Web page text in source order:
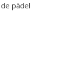
pàdel